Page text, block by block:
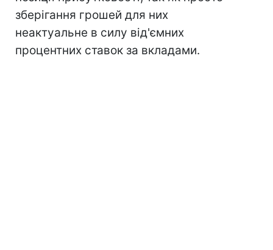
зберігання грошей для них
неактуальне в силу від'ємних
процентних ставок за вкладами.